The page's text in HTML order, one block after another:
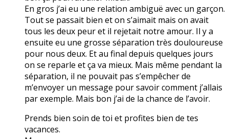
En gros j’ai eu une relation ambiguë avec un garçon.
Tout se passait bien et on s’aimait mais on avait
tous les deux peur et il rejetait notre amour. Il y a
ensuite eu une grosse séparation très douloureuse
pour nous deux. Et au final depuis quelques jours
on se reparle et ça va mieux. Mais même pendant la
séparation, il ne pouvait pas s’empêcher de
m’envoyer un message pour savoir comment j’allais
par exemple. Mais bon j’ai de la chance de l’avoir.
Prends bien soin de toi et profites bien de tes
vacances.